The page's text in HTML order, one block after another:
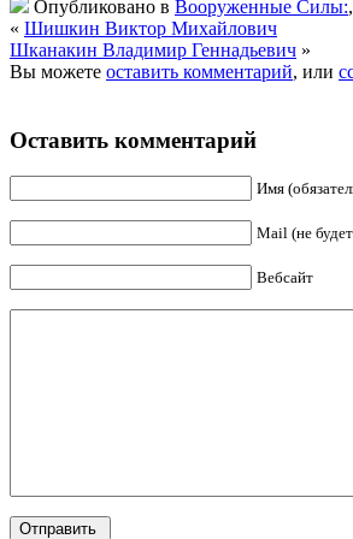
Опубликовано в Вооруженные Силы:,
« Шишкин Виктор Михайлович
Шканакин Владимир Геннадьевич »
Вы можете оставить комментарий, или
Оставить комментарий
Имя
Mail (не
Вебсайт